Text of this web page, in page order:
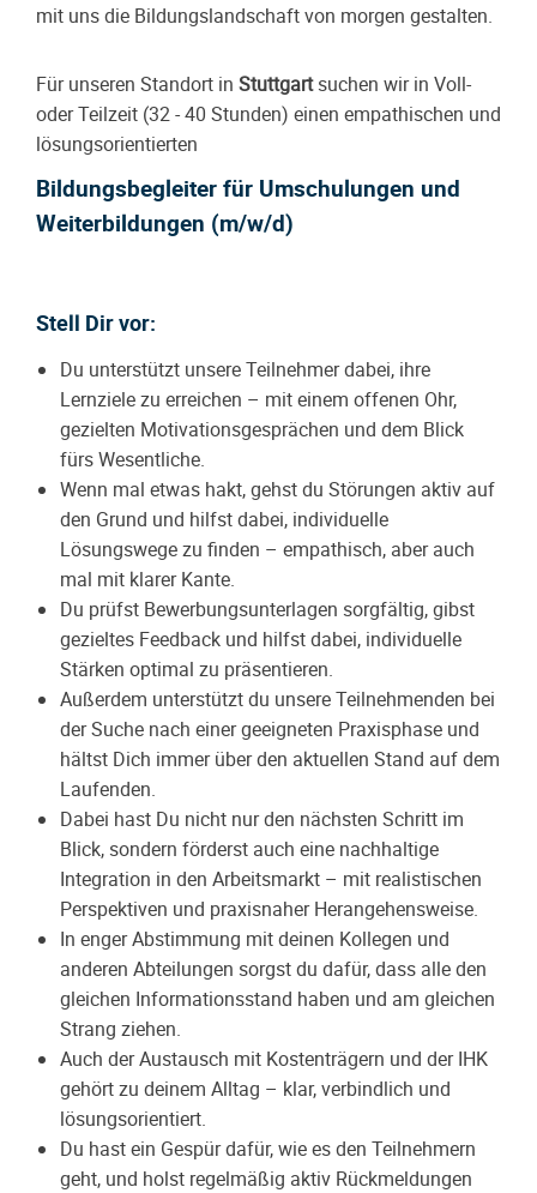
mit uns die Bildungslandschaft von morgen gestalten.
Für unseren Standort in Stuttgartsuchen wir in Voll-
oder Teilzeit (32 - 40 Stunden) einen empathischen und
lösungsorientierten
Bildungsbegleiter für Umschulungen und
Weiterbildungen (m/w/d)
Stell Dir vor:
Du unterstützt unsere Teilnehmer dabei, ihre
Lernziele zu erreichen – mit einem offenen Ohr,
gezielten Motivationsgesprächen und dem Blick
fürs Wesentliche.
Wenn mal etwas hakt, gehst du Störungen aktiv auf
den Grund und hilfst dabei, individuelle
Lösungswege zu finden – empathisch, aber auch
mal mit klarer Kante.
Du prüfst Bewerbungsunterlagen sorgfältig, gibst
gezieltes Feedback und hilfst dabei, individuelle
Stärken optimal zu präsentieren.
Außerdem unterstützt du unsere Teilnehmenden bei
der Suche nach einer geeigneten Praxisphase und
hältst Dich immer über den aktuellen Stand auf dem
Laufenden.
Dabei hast Du nicht nur den nächsten Schritt im
Blick, sondern förderst auch eine nachhaltige
Integration in den Arbeitsmarkt – mit realistischen
Perspektiven und praxisnaher Herangehensweise.
In enger Abstimmung mit deinen Kollegen und
anderen Abteilungen sorgst du dafür, dass alle den
gleichen Informationsstand haben und am gleichen
Strang ziehen.
Auch der Austausch mit Kostenträgern und der IHK
gehört zu deinem Alltag – klar, verbindlich und
lösungsorientiert.
Du hast ein Gespür dafür, wie es den Teilnehmern
geht, und holst regelmäßig aktiv Rückmeldungen